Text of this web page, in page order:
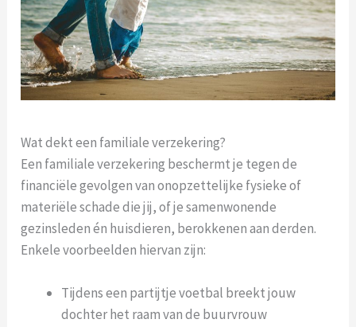
Wat dekt een familiale verzekering?
Een familiale verzekering beschermt je tegen de
financiële gevolgen van onopzettelijke fysieke of
materiële schade die jij, of je samenwonende
gezinsleden én huisdieren, berokkenen aan derden.
Enkele voorbeelden hiervan zijn:
Tijdens een partijtje voetbal breekt jouw
dochter het raam van de buurvrouw